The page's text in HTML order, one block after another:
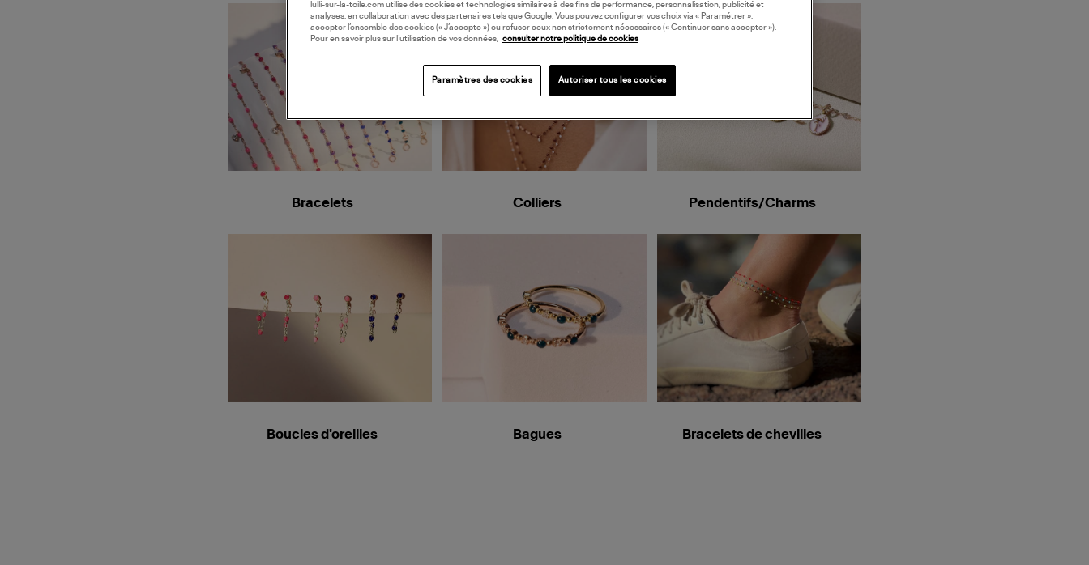
Bracelets Colliers Pendentifs/Charms
Boucles d'oreilles Bagues Bracelets de chevilles
lulli-sur-la-toile.com utilise des cookies et technologies similaires à des fins de performance, personnalisation, publicité et
analyses, en collaboration avec des partenaires tels que Google. Vous pouvez configurer vos choix via « Paramétrer »,
accepter l’ensemble des cookies (« J’accepte ») ou refuser ceux non strictement nécessaires (« Continuer sans accepter »).
Pour en savoir plus sur l’utilisation de vos données, consulter notre politique de cookies
Paramètres des cookies Autoriser tous les cookies